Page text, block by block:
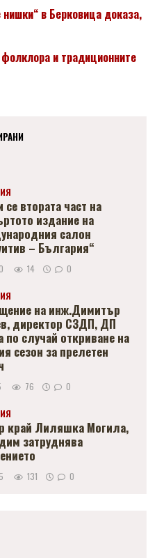
в Берковица доказа,
и традиционните
се втората част на
издание на
салон
– България“
14 0
на инж.Димитър
директор СЗДП, ДП
по случай откриване на
сезон за прелетен
76 0
край Лиляшка Могила,
затруднява
131 0